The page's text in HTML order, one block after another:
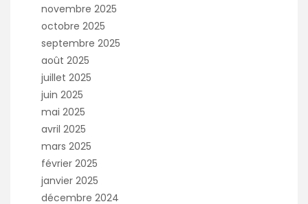
novembre 2025
octobre 2025
septembre 2025
août 2025
juillet 2025
juin 2025
mai 2025
avril 2025
mars 2025
février 2025
janvier 2025
décembre 2024